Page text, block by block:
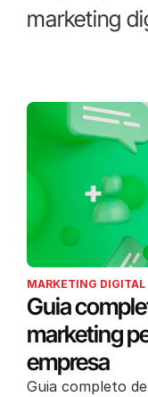
marketing
MARKETING DIGITAL
Guia
marketing
empresa
Guia completo